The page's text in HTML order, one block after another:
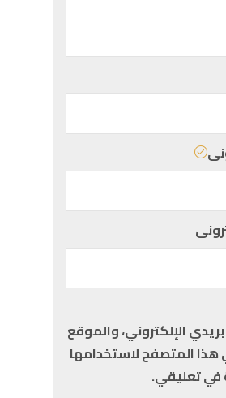
الإلكتروني، والموقع
هذا المتصفح لاستخدامها
في تعليقي.